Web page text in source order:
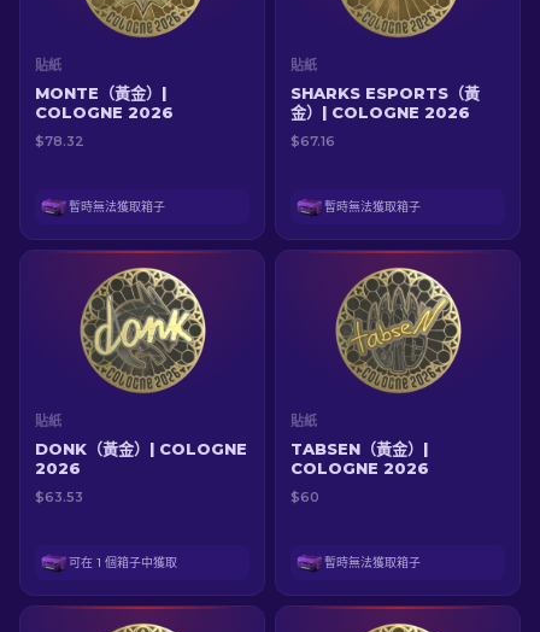
貼紙
MONTE（黃金）|
COLOGNE 2026
$78.32
暫時無法獲取箱子
貼紙
SHARKS ESPORTS（黃
金）| COLOGNE 2026
$67.16
暫時無法獲取箱子
貼紙
DONK（黃金）| COLOGNE
2026
$63.53
可在 1 個箱子中獲取
貼紙
TABSEN（黃金）|
COLOGNE 2026
$60
暫時無法獲取箱子